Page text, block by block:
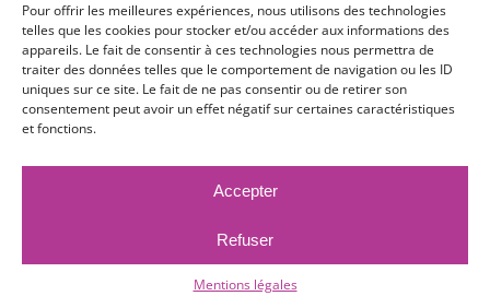
Pour offrir les meilleures expériences, nous utilisons des technologies
telles que les cookies pour stocker et/ou accéder aux informations des
appareils. Le fait de consentir à ces technologies nous permettra de
traiter des données telles que le comportement de navigation ou les ID
uniques sur ce site. Le fait de ne pas consentir ou de retirer son
consentement peut avoir un effet négatif sur certaines caractéristiques
et fonctions.
Accepter
Refuser
Mentions légales
Toutes nos adresses, coordonnées et horaires
d'ouverture
CLIQUEZ ICI
PUBLICATIONS LÉGALES
ACCEO